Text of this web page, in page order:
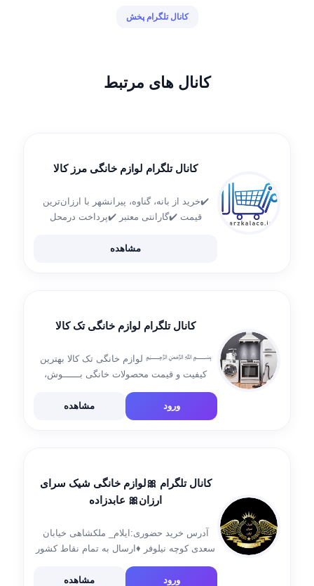
کانال تلگرام پخش
کانال های مرتبط
کانال تلگرام لوازم خانگی مرز کالا
✔️خرید از بانه، گناوه، پیرانشهر با ارزان‌ترین
قیمت ✔️گارانتی معتبر ✔️پرداخت درمحل
مشاهده
کانال تلگرام لوازم خانگی تک کالا
﷽ لوازم خانگی تک کالا بهترین
کیفیت و قیمت محصولات خانگی بــــــوش،
09180103867 عزیزانی که باتلگرام مشکل دارن
بیان پیج اینستا گرام
ورود مشاهده
کانال تلگرام 🎀لوازم خانگی شیک سرای
ارزان🎀 عابدزاده
آدرس خرید حضوری:ایلام_ ملکشاهی خیابان
سعدی کوچه نیلوفر ♦️ارسال به تمام نقاط کشور
👇 @shiksarayarzan رضایت مشتریان👇
ورود مشاهده